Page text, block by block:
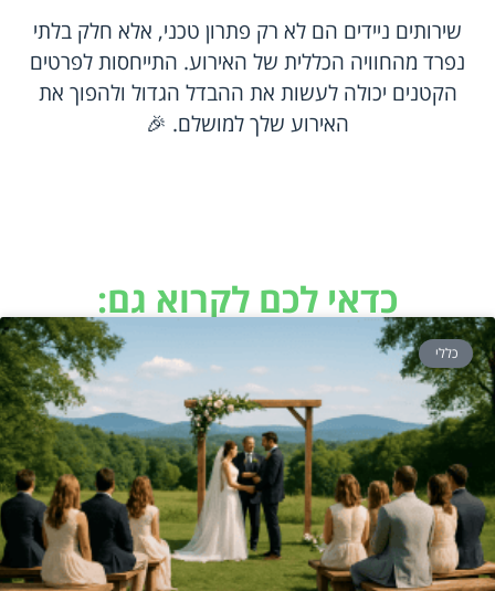
שירותים ניידים הם לא רק פתרון טכני, אלא חלק בלתי
נפרד מהחוויה הכללית של האירוע. התייחסות לפרטים
הקטנים יכולה לעשות את ההבדל הגדול ולהפוך את
האירוע שלך למושלם. 🎉
כדאי לכם לקרוא גם:
כללי